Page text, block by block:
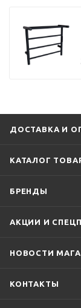
ДОСТАВКА И
КАТАЛОГ
БРЕНДЫ
АКЦИИ И
НОВОСТИ
КОНТАКТЫ